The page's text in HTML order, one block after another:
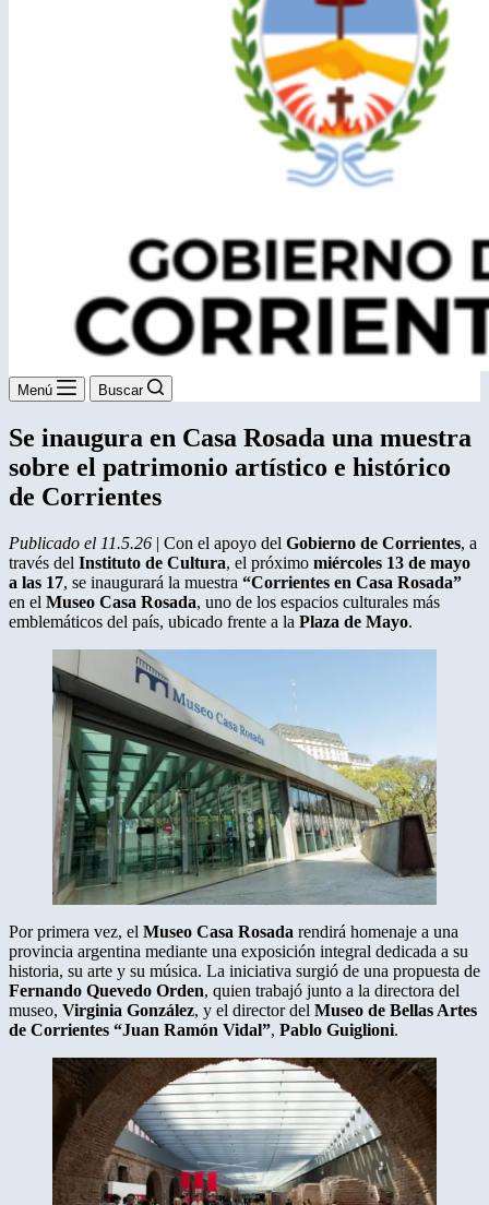
Menú Buscar
Se inaugura en Casa Rosada una muestra
sobre el patrimonio artístico e histórico
de Corrientes
Publicado el 11.5.26 | Con el apoyo del Gobierno de Corrientes, a
través del Instituto de Cultura, el próximo miércoles 13 de mayo
a las 17, se inaugurará la muestra “Corrientes en Casa Rosada”
en el Museo Casa Rosada, uno de los espacios culturales más
emblemáticos del país, ubicado frente a la Plaza de Mayo.
Por primera vez, el Museo Casa Rosada rendirá homenaje a una
provincia argentina mediante una exposición integral dedicada a su
historia, su arte y su música. La iniciativa surgió de una propuesta de
Fernando Quevedo Orden, quien trabajó junto a la directora del
museo, Virginia González, y el director del Museo de Bellas Artes
de Corrientes “Juan Ramón Vidal”, Pablo Guiglioni.